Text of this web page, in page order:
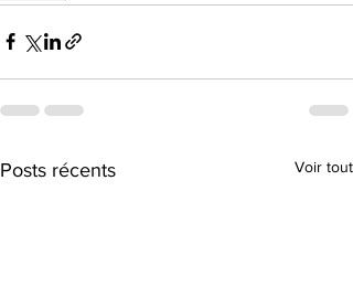
Posts récents Voir tout